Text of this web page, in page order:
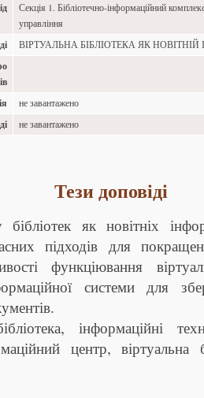
Секція 1. Бібліотечно-інформаційний
управління
ВІРТУАЛЬНА БІБЛІОТЕКА ЯК
не завантажено
не завантажено
Тези доповіді
бібліотек як новітніх
підходів для
функціювання
системи для
інформаційні
центр, віртуальна